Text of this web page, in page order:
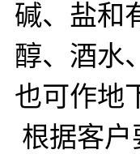
碱、盐和
醇、酒水
也可作地
根据客